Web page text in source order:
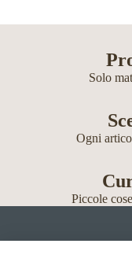
Solo
Ogni
Piccole